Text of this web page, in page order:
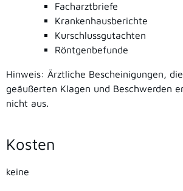
Facharztbriefe
Krankenhausberichte
Kurschlussgutachten
Röntgenbefunde
Hinweis: Ärztliche Bescheinigungen,
geäußerten Klagen und Beschwerden
nicht aus.
Kosten
keine